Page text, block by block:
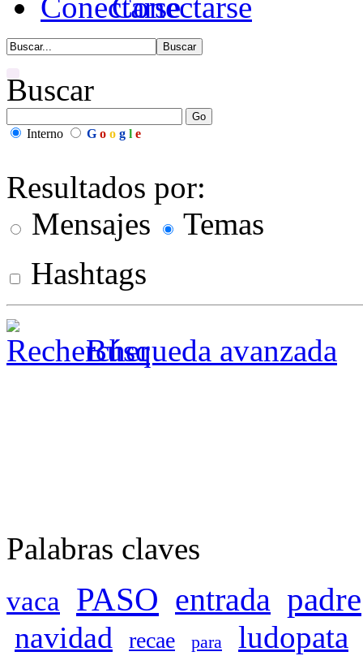
Buscar
Interno G o o g l e
Resultados por:
Mensajes
Temas
Hashtags
Búsqueda avanzada
Palabras claves
vaca PASO entrada padre
navidad recae para ludopata